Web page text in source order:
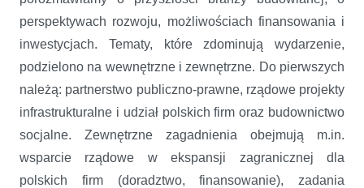
perspektywach rozwoju, możliwościach finansowania i
inwestycjach. Tematy, które zdominują wydarzenie,
podzielono na wewnętrzne i zewnętrzne. Do pierwszych
należą: partnerstwo publiczno-prawne, rządowe projekty
infrastrukturalne i udział polskich firm oraz budownictwo
socjalne. Zewnętrzne zagadnienia obejmują m.in.
wsparcie rządowe w ekspansji zagranicznej dla
polskich firm (doradztwo, finansowanie), zadania